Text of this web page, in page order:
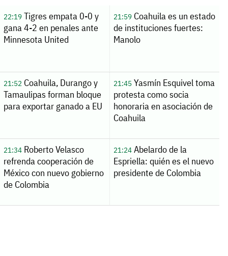
22:19Tigres empata 0-0 y
gana 4-2 en penales ante
Minnesota United
21:59Coahuila es un estado
de instituciones fuertes:
Manolo
21:52Coahuila, Durango y
Tamaulipas forman bloque
para exportar ganado a EU
21:45Yasmín Esquivel toma
protesta como socia
honoraria en asociación de
Coahuila
21:34Roberto Velasco
refrenda cooperación de
México con nuevo gobierno
de Colombia
21:24Abelardo de la
Espriella: quién es el nuevo
presidente de Colombia